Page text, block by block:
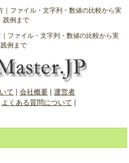
｜ファイル・文字列・数値の比較から実
践例まで
ファイル・文字列・数値の比較から実
践例まで
て | 会社概要| 運営者
よくある質問について |